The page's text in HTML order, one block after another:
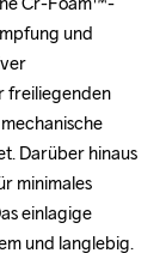
und
freiliegenden
Darüber hinaus
minimales
einlagige
und langlebig.
und
freiliegenden
Darüber hinaus
minimales
einlagige
und langlebig.